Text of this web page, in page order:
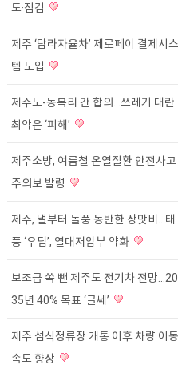
도·점검
제주 ‘탐라자율차’ 제로페이 결제시스
템 도입
제주도-동복리 간 합의...쓰레기 대란
최악은 ‘피해’
제주소방, 여름철 온열질환 안전사고
주의보 발령
제주, 낼부터 돌풍 동반한 장맛비...태
풍 ‘우딥’, 열대저압부 약화
보조금 쏙 뺀 제주도 전기차 전망...20
35년 40% 목표 ‘글쎄’
제주 섬식정류장 개통 이후 차량 이동
속도 향상